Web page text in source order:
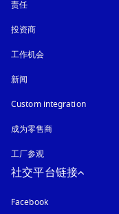
责任
投资商
工作机会
新闻
Custom integration
成为零售商
工厂参观
社交平台链接
Facebook